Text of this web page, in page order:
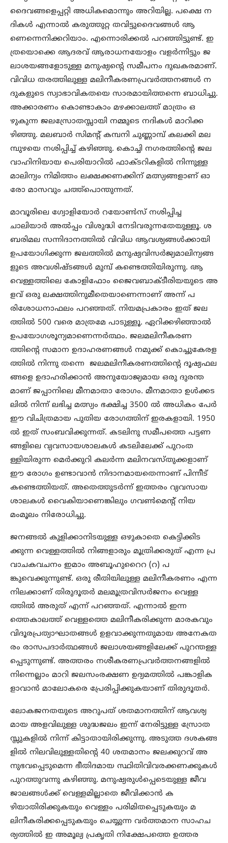
ദൈവങ്ങളെപ്പറ്റി അധികമൊന്നും അറിയില്ല. പക്ഷെ ന
ദികള്‍ എന്നാല്‍ കരുത്തുറ്റ തവിട്ടുദൈവങ്ങള്‍ ആ
ണെന്നെനിക്കറിയാം. എന്നൊരിക്കല്‍ പറഞ്ഞിട്ടുണ്ട്. ഇ
ത്രയൊക്കെ ആദരവ് ആരാധനയോളം വളര്‍ന്നിട്ടും ജ
ലാശയങ്ങളോടുള്ള മനുഷ്യന്റെ സമീപനം ദുഖകരമാണ്.
വിവിധ തരത്തിലുള്ള മലിനീകരണപ്രവര്‍ത്തനങ്ങള്‍ ന
ദുകളുടെ സ്വാഭാവികതയെ സാരമായിത്തന്നെ ബാധിച്ചു.
അക്കാരണം കൊണ്ടാകാം മഴക്കാലത്ത് മാത്രം ഒ
ഴുകുന്ന ജലസ്രോതസ്സായി നമ്മുടെ നദികള്‍ മാറിക്ക
ഴിഞ്ഞു. മലബാര്‍ സിമന്റ് കമ്പനി ചുണ്ണാമ്പ് കലക്കി മല
മ്പുഴയെ നശിപ്പിച്ച് കഴിഞ്ഞു. കൊച്ചി നഗരത്തിന്റെ ജല
വാഹിനിയായ പെരിയാറില്‍ ഫാക്ടറികളില്‍ നിന്നുള്ള
മാലിന്യം നിമിത്തം ലക്ഷക്കണക്കിന് മത്സ്യങ്ങളാണ് ഓ
രോ മാസവും ചത്ത്‌പൊന്തുന്നത്.
മാവൂരിലെ ഗ്വോളിയോര്‍ റയോണ്‍സ് നശിപ്പിച്ച
ചാലിയാര്‍ അല്‍പ്പം വിശുദ്ധി നേടിവരുന്നതേയുള്ളൂ. ശ
ബരിമല സന്നിദാനത്തില്‍ വിവിധ ആവശ്യങ്ങള്‍ക്കായി
ഉപയോഗിക്കുന്ന ജലത്തില്‍ മനുഷ്യവിസര്‍ജ്യമാലിന്യങ്ങ
ളുടെ അവശിഷ്ടങ്ങള്‍ മുമ്പ് കണ്ടെത്തിയിരുന്നു. ആ
വെള്ളത്തിലെ കോളിഫോം ജൈവബാക്ടീരിയയുടെ അ
ളവ് ഒരു ലക്ഷത്തിനുമീതെയാണെന്നാണ് അന്ന് പ
രിശോധനാഫലം പറഞ്ഞത്. നിയമപ്രകാരം ഇത് ജല
ത്തില്‍ 500 വരെ മാത്രമേ പാടുള്ളൂ. ഏറിക്കഴിഞ്ഞാല്‍
ഉപയോഗശൂന്യമാണെന്നര്‍ത്ഥം. ജലമലിനീകരണ
ത്തിന്റെ സമാന ഉദാഹരണങ്ങള്‍ നമുക്ക് കൊച്ചുകേരള
ത്തില്‍ നിന്നു തന്നെ ജലമലിനീകരണത്തിന്റെ ദൂഷ്യഫല
ങ്ങളെ ഉദാഹരിക്കാന്‍ അനുയോജ്യമായ ഒരു ദുരന്ത
മാണ് ജപ്പാനിലെ മീനമാതാ രോഗം. മീനമാതാ ഉള്‍ക്കട
ലില്‍ നിന്ന് ലഭിച്ച മത്സ്യം ഭക്ഷിച്ച 3500 ല്‍ അധികം പേര്‍
ഈ വിചിത്രമായ പുതിയ രോഗത്തിന് ഇരകളായി. 1950
ല്‍ ഇത് സംബവിക്കുന്നത്. കടലിനു സമീപത്തെ പട്ടണ
ങ്ങളിലെ വ്യവസായശാലകള്‍ കടലിലേക്ക് പുറംത
ള്ളിയിരുന്ന മെര്‍ക്കുറി കലര്‍ന്ന മലിനവസ്തുക്കളാണ്
ഈ രോഗം ഉണ്ടാവാന്‍ നിദാനമായതെന്നാണ് പിന്നീട്
കണ്ടെത്തിയത്. അതെത്തുടര്‍ന്ന് ഇത്തരം വ്യവസായ
ശാലകള്‍ വൈകിയാണെങ്കിലും ഗവണ്‍മെന്റ് നിയ
മംമൂലം നിരോധിച്ചു.
ജനങ്ങല്‍ കുളിക്കാനിടയുള്ള ഒഴുകാതെ കെട്ടിക്കിട
ക്കുന്ന വെള്ളത്തില്‍ നിങ്ങളാരും മൂത്രിക്കരുത് എന്ന പ്ര
വാചകവചനം ഇമാം അബൂഹുറൈറ (റ) പ
ങ്കുവെക്കുന്നുണ്ട്. ഒരു രീതിയിലുള്ള മലിനീകരണം എന്ന
നിലക്കാണ് തിരുദൂതര്‍ മലമൂത്രവിസര്‍ജനം വെള്ള
ത്തില്‍ അരുത് എന്ന് പറഞ്ഞത്. എന്നാല്‍ ഇന്ന
ത്തെകാലത്ത് വെള്ളത്തെ മലിനീകരിക്കുന്ന മാരകവും
വിദൂരപ്രത്യാഘാതങ്ങള്‍ ഉളവാക്കുന്നതുമായ അനേകത
രം രാസപദാര്‍ത്ഥങ്ങള്‍ ജലാശയങ്ങളിലേക്ക് പുറന്തള്ള
പ്പെടുന്നുണ്ട്. അത്തരം നശീകരണപ്രവര്‍ത്തനങ്ങളില്‍
നിന്നെല്ലാം മാറി ജലസംരക്ഷണ ഉദ്യമത്തില്‍ പങ്കാളിക
ളാവാന്‍ മാലോകരെ പ്രേരിപ്പിക്കുകയാണ് തിരുദൂതര്‍.
ലോകജനതയുടെ അറുപത് ശതമാനത്തിന് ആവശ്യ
മായ അളവിലുള്ള ശുദ്ധജലം ഇന്ന് നേരിട്ടുള്ള സ്രോത
സ്സുകളില്‍ നിന്ന് കിട്ടാതായിരിക്കുന്നു. അടുത്ത ദശകങ്ങ
ളില്‍ നിലവിലുള്ളതിന്റെ 40 ശതമാനം ജലക്കുറവ് അ
നുഭവപ്പെടുമെന്ന ഭീതിദമായ സ്ഥിതിവിവരക്കണക്കുകള്‍
പുറത്തുവന്നു കഴിഞ്ഞു. മനുഷ്യരുള്‍പ്പെടെയുള്ള ജീവ
ജാലങ്ങള്‍ക്ക് വെള്ളമില്ലാതെ ജീവിക്കാന്‍ ക
ഴിയാതിരിക്കുകയും വെള്ളം പരിമിതപ്പെടുകയും മ
ലിനീകരിക്കപ്പെടുകയും ചെയ്യുന്ന വര്‍ത്തമാന സാഹച
ര്യത്തില്‍ ഇ അമൂല്യ പ്രകൃതി നിക്ഷേപത്തെ ഉത്തര